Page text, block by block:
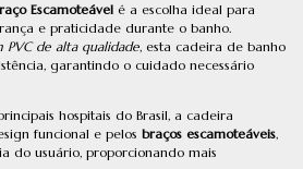
Escamoteável é a escolha ideal para
e praticidade durante o banho.
PVC de alta qualidade, esta cadeira de banho
garantindo o cuidado necessário
hospitais do Brasil, a cadeira
funcional e pelos braços escamoteáveis,
do usuário, proporcionando mais